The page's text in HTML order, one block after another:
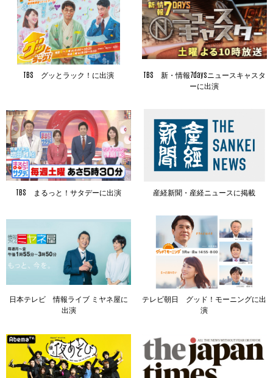
TBS グッとラック！に出演
TBS 新・情報7daysニュースキャスタ
ーに出演
TBS まるっと！サタデーに出演 産経新聞・産経ニュースに掲載
日本テレビ 情報ライブ ミヤネ屋に
出演
テレビ朝日 グッド！モーニングに出
演